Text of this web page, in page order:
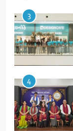
3
4